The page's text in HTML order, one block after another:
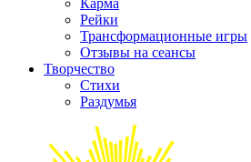
Карма
Рейки
Трансформационные игры
Отзывы на сеансы
Творчество
Стихи
Раздумья